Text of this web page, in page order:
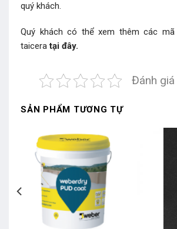
quý khách.
Quý khách có thể xem thêm các mã
taiceratại đây.
Đánh
SẢN PHẨM TƯƠNG TỰ